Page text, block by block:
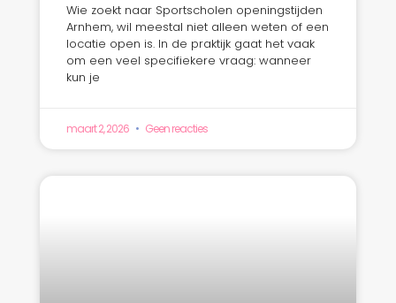
Wie zoekt naar Sportscholen openingstijden
Arnhem, wil meestal niet alleen weten of een
locatie open is. In de praktijk gaat het vaak
om een veel specifiekere vraag: wanneer
kun je
maart 2, 2026 Geen reacties